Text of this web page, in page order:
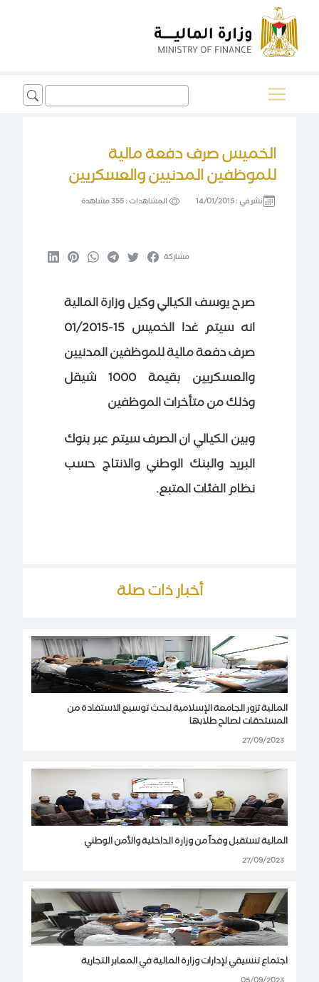
Search
for:
الخميس صرف دفعة مالية
للموظفين المدنيين والعسكريين
نشر في :14/01/2015 المشاهدات :355 مشاهدة
مشاركة
صرح يوسف الكيالي وكيل وزارة المالية
انه سيتم غدا الخميس 15-01/2015
صرف دفعة مالية للموظفين المدنيين
والعسكريين بقيمة 1000 شيقل
وذلك من متأخرات الموظفين
وبين الكيالي ان الصرف سيتم عبر بنوك
البريد والبنك الوطني والانتاج حسب
نظام الفئات المتبع.
أخبار ذات صلة
المالية تزور الجامعة الإسلامية لبحث توسيع الاستفادة من
المستحقات لصالح طلابها
27/09/2023
المالية تستقبل وفداً من وزارة الداخلية والأمن الوطني
27/09/2023
اجتماع تنسيقي لإدارات وزارة المالية في المعابر التجارية